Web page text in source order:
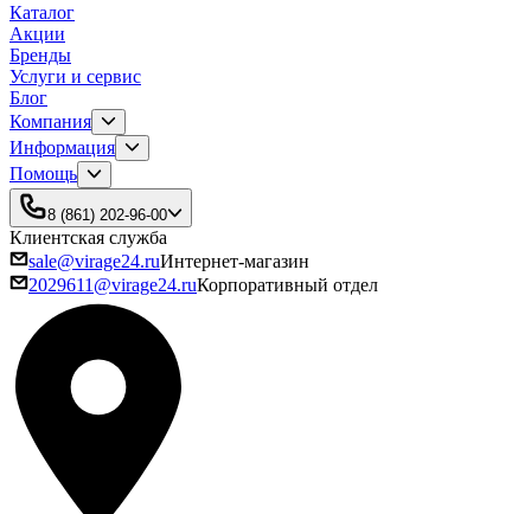
Каталог
Акции
Бренды
Услуги и сервис
Блог
Компания
Информация
Помощь
8 (861) 202-96-00
Клиентская служба
sale@virage24.ruИнтернет-магазин
2029611@virage24.ruКорпоративный отдел